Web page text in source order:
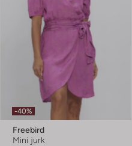
-40%
Freebird
Mini jurk